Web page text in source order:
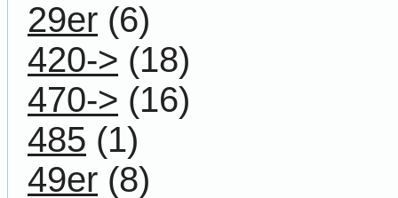
29er (6)
420-> (18)
470-> (16)
485 (1)
49er (8)